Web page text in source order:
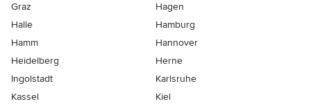
Graz
Hagen
Halle
Hamburg
Hamm
Hannover
Heidelberg
Herne
Ingolstadt
Karlsruhe
Kassel
Kiel